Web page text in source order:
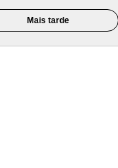
Mais tarde